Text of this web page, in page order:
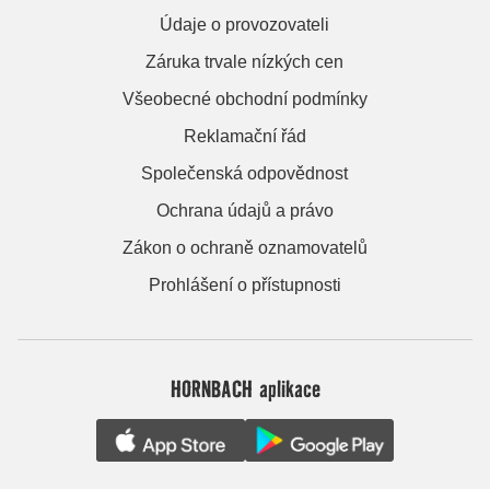
Údaje o provozovateli
Záruka trvale nízkých cen
Všeobecné obchodní podmínky
Reklamační řád
Společenská odpovědnost
Ochrana údajů a právo
Zákon o ochraně oznamovatelů
Prohlášení o přístupnosti
HORNBACH aplikace